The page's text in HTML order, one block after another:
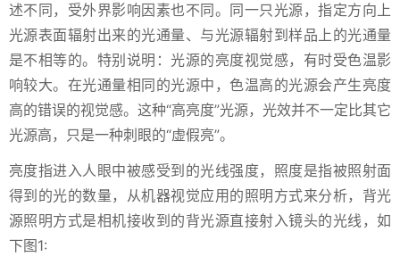
述不同，受外界影响因素也不同。同一只光源，指定方向上
光源表面辐射出来的光通量、与光源辐射到样品上的光通量
是不相等的。特别说明：光源的亮度视觉感，有时受色温影
响较大。在光通量相同的光源中，色温高的光源会产生亮度
高的错误的视觉感。这种“高亮度”光源，光效并不一定比其它
光源高，只是一种刺眼的“虚假亮”。
亮度指进入人眼中被感受到的光线强度，照度是指被照射面
得到的光的数量，从机器视觉应用的照明方式来分析，背光
源照明方式是相机接收到的背光源直接射入镜头的光线，如
下图1: